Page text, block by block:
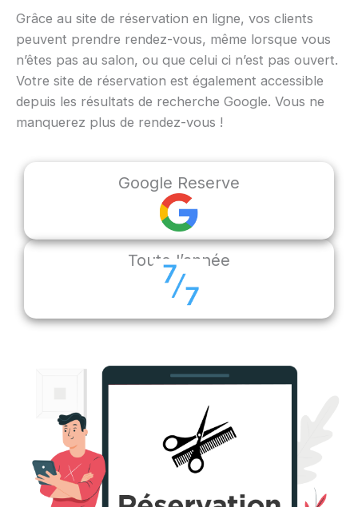
Grâce au site de réservation en ligne, vos clients
peuvent prendre rendez-vous, même lorsque vous
n’êtes pas au salon, ou que celui ci n’est pas ouvert.
Votre site de réservation est également accessible
depuis les résultats de recherche Google. Vous ne
manquerez plus de rendez-vous !
Google Reserve
Toute l’année